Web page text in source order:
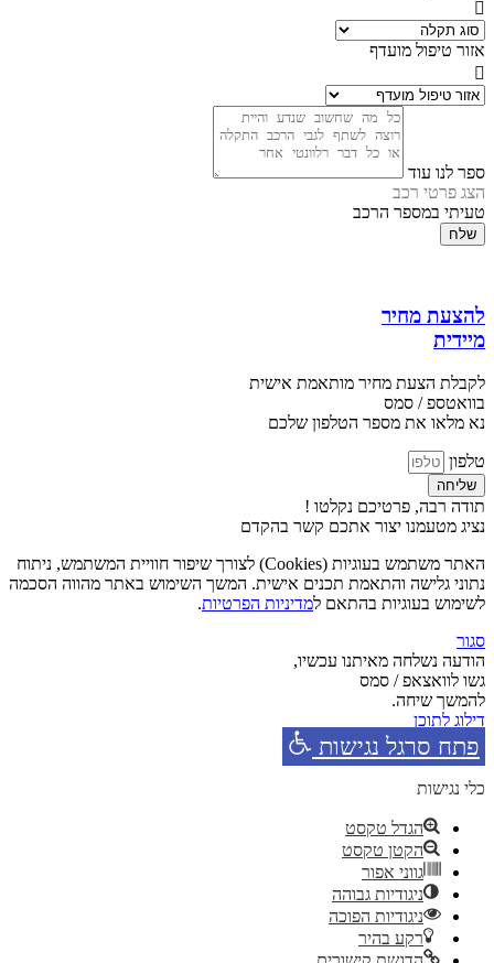
אזור טיפול מועדף
ספר לנו עוד
הצג פרטי רכב
טעיתי במספר הרכב
שלח
להצעת מחיר
מיידית
לקבלת הצעת מחיר מותאמת אישית
בוואטספ / סמס
נא מלאו את מספר הטלפון שלכם
טלפון
שליחה
תודה רבה, פרטיכם נקלטו !
נציג מטעמנו יצור אתכם קשר בהקדם
האתר משתמש בעוגיות (Cookies) לצורך שיפור חוויית המשתמש, ניתוח
נתוני גלישה והתאמת תכנים אישית. המשך השימוש באתר מהווה הסכמה
לשימוש בעוגיות בהתאם למדיניות הפרטיות.
סגור
הודעה נשלחה מאיתנו עכשיו,
גשו לוואצאפ / סמס
להמשך שיחה.
דילוג לתוכן
פתח סרגל נגישות
כלי נגישות
הגדל טקסט
הקטן טקסט
גווני אפור
ניגודיות גבוהה
ניגודיות הפוכה
רקע בהיר